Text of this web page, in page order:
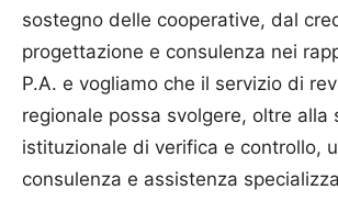
sostegno delle cooperative, dal
progettazione e consulenza nei
P.A. e vogliamo che il servizio di
regionale possa svolgere, oltre alla
istituzionale di verifica e controllo,
consulenza e assistenza